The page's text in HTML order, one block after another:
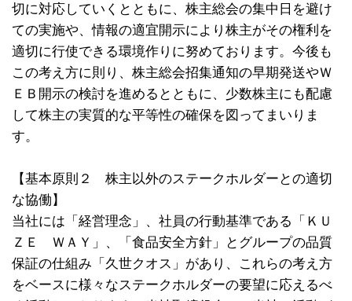
切に対応していくとともに、株主総会の集中日を避け
ての実施や、情報の適宜開示により株主がその権利を
適切に行使できる環境作りに努めております。今後も
この考え方に則り、株主総会招集通知の早期発送やＷ
ＥＢ開示の検討を進めるとともに、少数株主にも配慮
して株主の実質的な平等性の確保を図ってまいりま
す。
【基本原則２ 株主以外のステークホルダーとの適切
な協働】
当社には「経営理念」、社員の行動基準である「ＫＵ
ＺＥ ＷＡＹ」、「食品安全方針」とグループの品質
保証の仕組み「久世クオス」があり、これらの考え方
をベースに様々なステークホルダーの要望に応えるべ